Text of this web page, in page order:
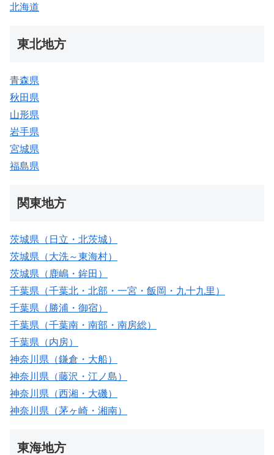
北海道
東北地方
青森県
秋田県
山形県
岩手県
宮城県
福島県
関東地方
茨城県（日立・北茨城）
茨城県（大洗～東海村）
茨城県（鹿嶋・鉾田）
千葉県（千葉北・北部・一宮・飯岡・九十九里）
千葉県（勝浦・御宿）
千葉県（千葉南・南部・南房総）
千葉県（内房）
神奈川県（鎌倉・大船）
神奈川県（藤沢・江ノ島）
神奈川県（西湘・大磯）
神奈川県（茅ヶ崎・湘南）
東海地方